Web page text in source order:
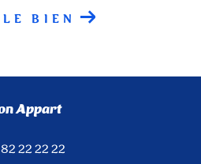
BIEN
Appart
22 22 22